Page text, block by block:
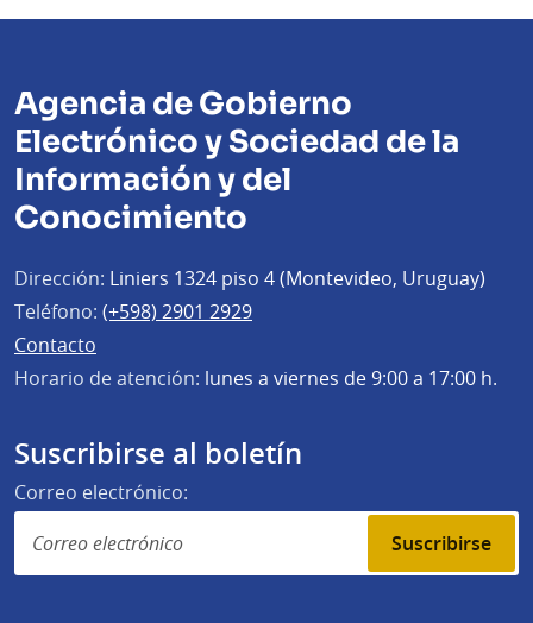
Agencia de Gobierno
Electrónico y Sociedad de la
Información y del
Conocimiento
Dirección: Liniers 1324 piso 4 (Montevideo, Uruguay)
Teléfono: (+598) 2901 2929
Contacto
Horario de atención: lunes a viernes de 9:00 a 17:00 h.
Suscribirse al boletín
Correo electrónico:
Suscribirse